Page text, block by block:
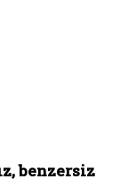
benzersiz